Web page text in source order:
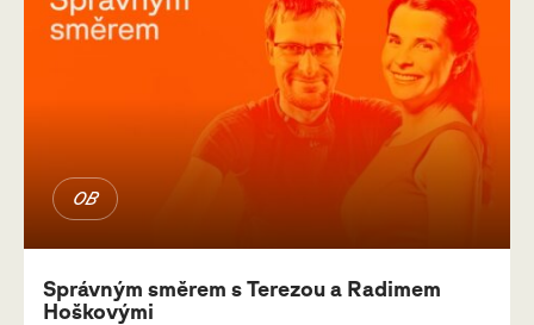
OB
Správným směrem s Terezou a Radimem
Hoškovými